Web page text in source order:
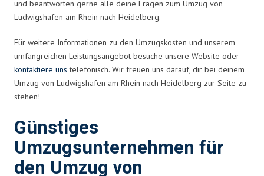
und beantworten gerne alle deine Fragen zum Umzug von
Ludwigshafen am Rhein nach Heidelberg.
Für weitere Informationen zu den Umzugskosten und unserem
umfangreichen Leistungsangebot besuche unsere Website oder
kontaktiere uns telefonisch. Wir freuen uns darauf, dir bei deinem
Umzug von Ludwigshafen am Rhein nach Heidelberg zur Seite zu
stehen!
Günstiges
Umzugsunternehmen für
den Umzug von